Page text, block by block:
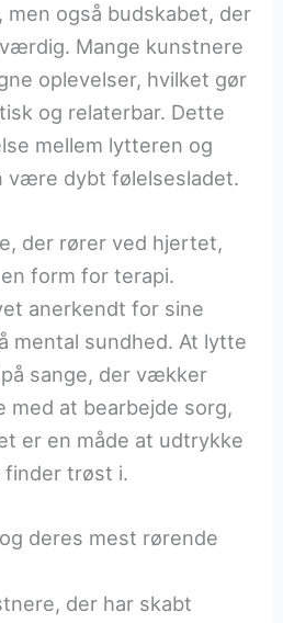
men også budskabet, der
Mange kunstnere
oplevelser, hvilket gør
og relaterbar. Dette
mellem lytteren og
være dybt følelsesladet.
der rører ved hjertet,
form for terapi.
anerkendt for sine
mental sundhed. At lytte
sange, der vækker
med at bearbejde sorg,
er en måde at udtrykke
finder trøst i.
deres mest rørende
der har skabt